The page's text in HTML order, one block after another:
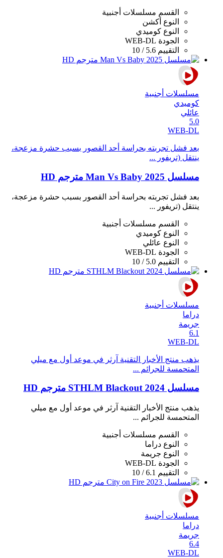
القسم مسلسلات أجنبية
النوع أكشن
النوع كوميدي
الجودة WEB-DL
التقييم 5.6 / 10
مسلسلات أجنبية
كوميدي
عائلي
5.0
WEB-DL
بعد فشل تجربته بحراسة أحد القصور بسبب حشرة مزعجة،
ينتقل (تريفور ...
مسلسل Man Vs Baby 2025 مترجم HD
بعد فشل تجربته بحراسة أحد القصور بسبب حشرة مزعجة،
ينتقل (تريفور ...
القسم مسلسلات أجنبية
النوع كوميدي
النوع عائلي
الجودة WEB-DL
التقييم 5.0 / 10
مسلسلات أجنبية
دراما
جريمة
6.1
WEB-DL
يذهب منتج الأخبار التقنية آرثر في موعد أول مع ميلي
المتحمسة للجرائم ...
مسلسل STHLM Blackout 2024 مترجم HD
يذهب منتج الأخبار التقنية آرثر في موعد أول مع ميلي
المتحمسة للجرائم ...
القسم مسلسلات أجنبية
النوع دراما
النوع جريمة
الجودة WEB-DL
التقييم 6.1 / 10
مسلسلات أجنبية
دراما
جريمة
6.4
WEB-DL